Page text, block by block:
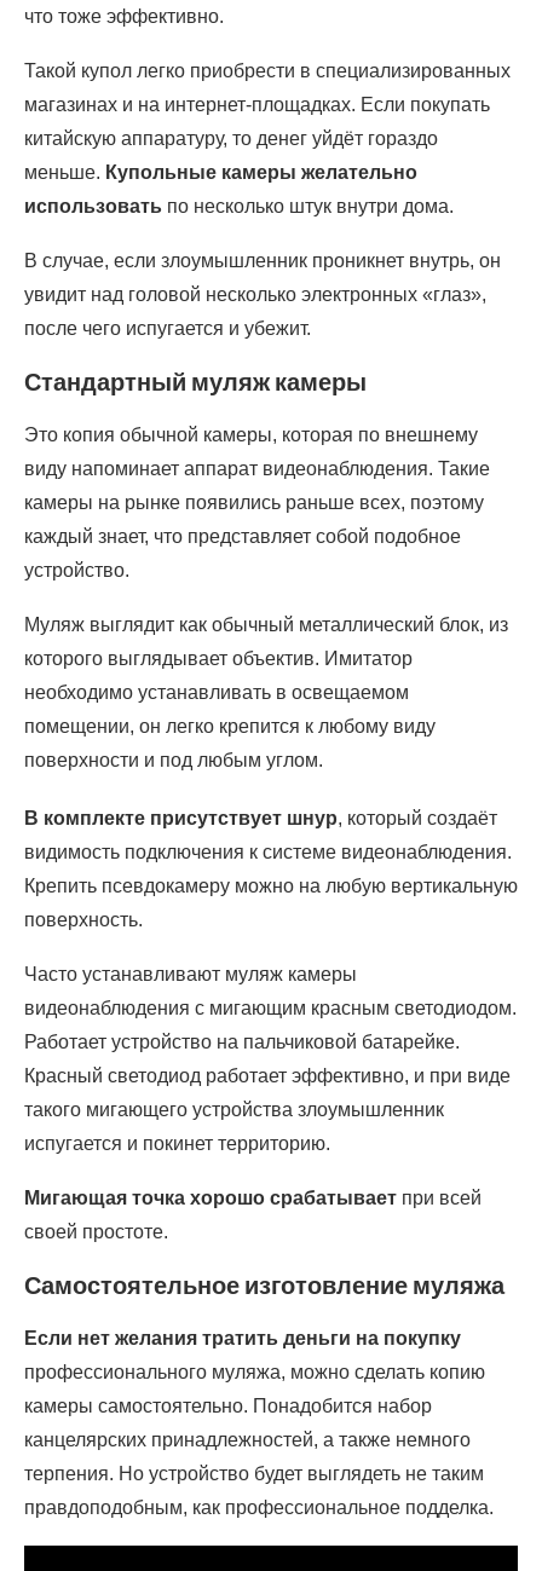
что тоже эффективно.
Такой купол легко приобрести в специализированных
магазинах и на интернет-площадках. Если покупать
китайскую аппаратуру, то денег уйдёт гораздо
меньше. Купольные камеры желательно
использовать по несколько штук внутри дома.
В случае, если злоумышленник проникнет внутрь, он
увидит над головой несколько электронных «глаз»,
после чего испугается и убежит.
Стандартный муляж камеры
Это копия обычной камеры, которая по внешнему
виду напоминает аппарат видеонаблюдения. Такие
камеры на рынке появились раньше всех, поэтому
каждый знает, что представляет собой подобное
устройство.
Муляж выглядит как обычный металлический блок, из
которого выглядывает объектив. Имитатор
необходимо устанавливать в освещаемом
помещении, он легко крепится к любому виду
поверхности и под любым углом.
В комплекте присутствует шнур, который создаёт
видимость подключения к системе видеонаблюдения.
Крепить псевдокамеру можно на любую вертикальную
поверхность.
Часто устанавливают муляж камеры
видеонаблюдения с мигающим красным светодиодом.
Работает устройство на пальчиковой батарейке.
Красный светодиод работает эффективно, и при виде
такого мигающего устройства злоумышленник
испугается и покинет территорию.
Мигающая точка хорошо срабатывает при всей
своей простоте.
Самостоятельное изготовление муляжа
Если нет желания тратить деньги на покупку
профессионального муляжа, можно сделать копию
камеры самостоятельно. Понадобится набор
канцелярских принадлежностей, а также немного
терпения. Но устройство будет выглядеть не таким
правдоподобным, как профессиональное подделка.